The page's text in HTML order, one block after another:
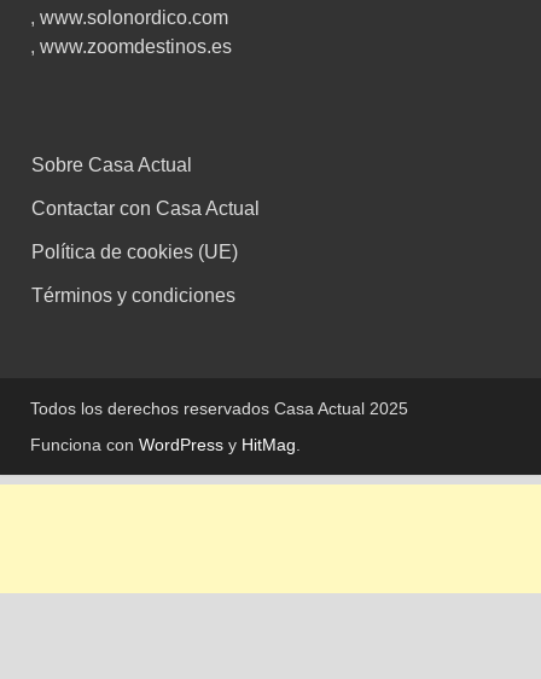
, www.solonordico.com
, www.zoomdestinos.es
Sobre Casa Actual
Contactar con Casa Actual
Política de cookies (UE)
Términos y condiciones
Todos los derechos reservados Casa Actual 2025
Funciona con WordPress y HitMag